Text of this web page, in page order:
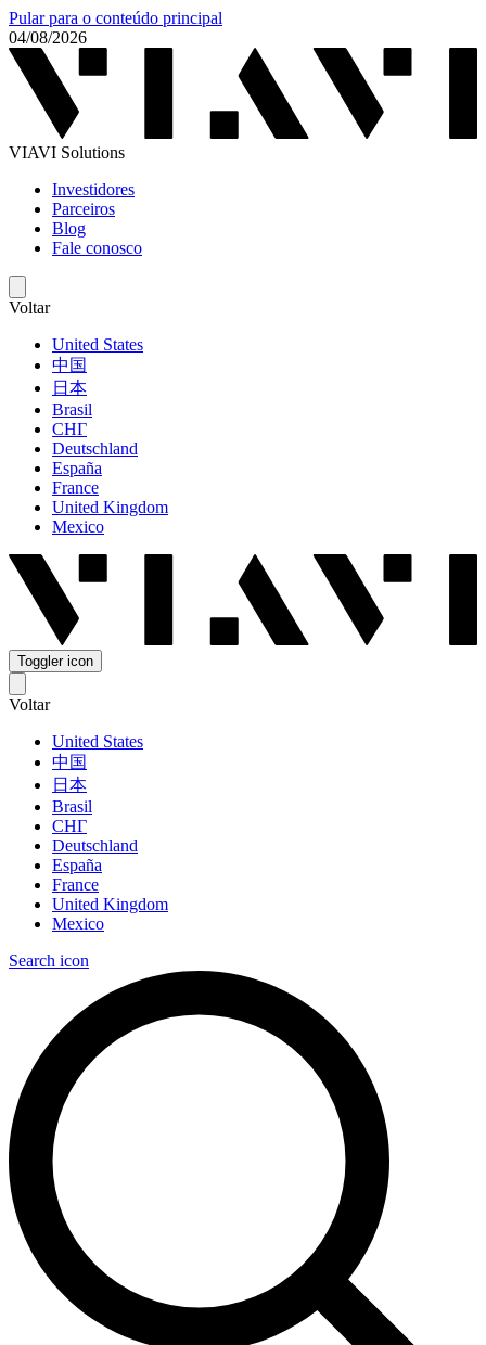
Pular para o conteúdo principal
04/08/2026
VIAVI Solutions
Investidores
Parceiros
Blog
Fale conosco
Voltar
United States
中国
日本
Brasil
СНГ
Deutschland
España
France
United Kingdom
Mexico
Toggler icon
Voltar
United States
中国
日本
Brasil
СНГ
Deutschland
España
France
United Kingdom
Mexico
Search icon